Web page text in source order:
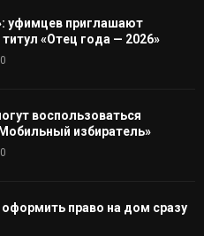
уфимцев приглашают
«Отец года — 2026»
0
воспользоваться
избиратель»
0
право на дом сразу